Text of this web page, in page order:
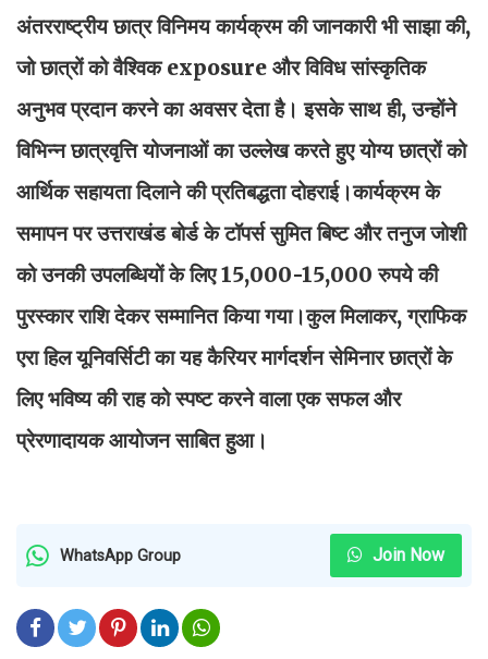
अंतरराष्ट्रीय छात्र विनिमय कार्यक्रम की जानकारी भी साझा की,
जो छात्रों को वैश्विक exposure और विविध सांस्कृतिक
अनुभव प्रदान करने का अवसर देता है। इसके साथ ही, उन्होंने
विभिन्न छात्रवृत्ति योजनाओं का उल्लेख करते हुए योग्य छात्रों को
आर्थिक सहायता दिलाने की प्रतिबद्धता दोहराई।कार्यक्रम के
समापन पर उत्तराखंड बोर्ड के टॉपर्स सुमित बिष्ट और तनुज जोशी
को उनकी उपलब्धियों के लिए 15,000-15,000 रुपये की
पुरस्कार राशि देकर सम्मानित किया गया।कुल मिलाकर, ग्राफिक
एरा हिल यूनिवर्सिटी का यह कैरियर मार्गदर्शन सेमिनार छात्रों के
लिए भविष्य की राह को स्पष्ट करने वाला एक सफल और
प्रेरणादायक आयोजन साबित हुआ।
WhatsApp Group Join Now